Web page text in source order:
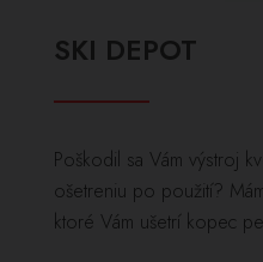
SKI DEPOT
Poškodil sa Vám výstroj
ošetreniu po použití?
ktoré Vám ušetrí kopec